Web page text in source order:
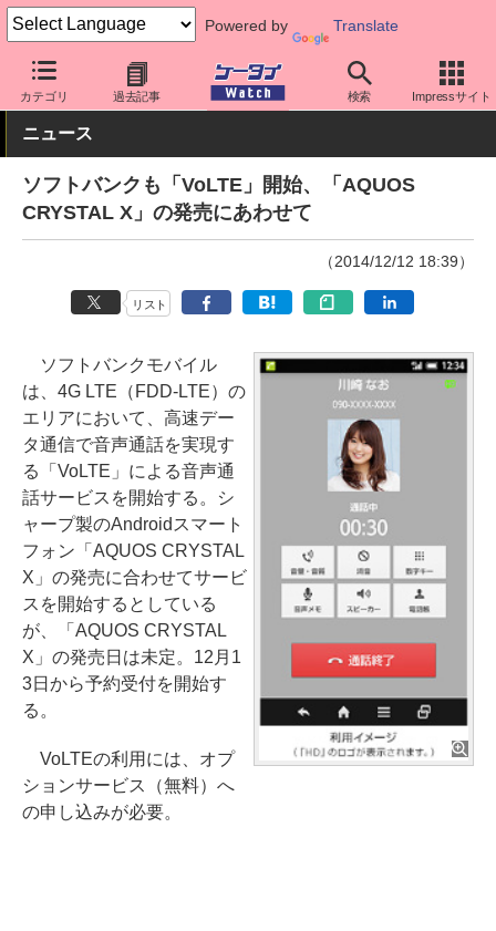
Powered by Translate
カテゴリ 過去記事 検索 Impressサイト
ケータイ Watch キャリア ソフトバンク ネットワーク/技術
ニュース
ソフトバンクも「VoLTE」開始、「AQUOS
CRYSTAL X」の発売にあわせて
（2014/12/12 18:39）
リスト
ソフトバンクモバイル
は、4G LTE（FDD-LTE）の
エリアにおいて、高速デー
タ通信で音声通話を実現す
る「VoLTE」による音声通
話サービスを開始する。シ
ャープ製のAndroidスマート
フォン「AQUOS CRYSTAL
X」の発売に合わせてサービ
スを開始するとしている
が、「AQUOS CRYSTAL
X」の発売日は未定。12月1
3日から予約受付を開始す
る。
VoLTEの利用には、オプ
ションサービス（無料）へ
の申し込みが必要。